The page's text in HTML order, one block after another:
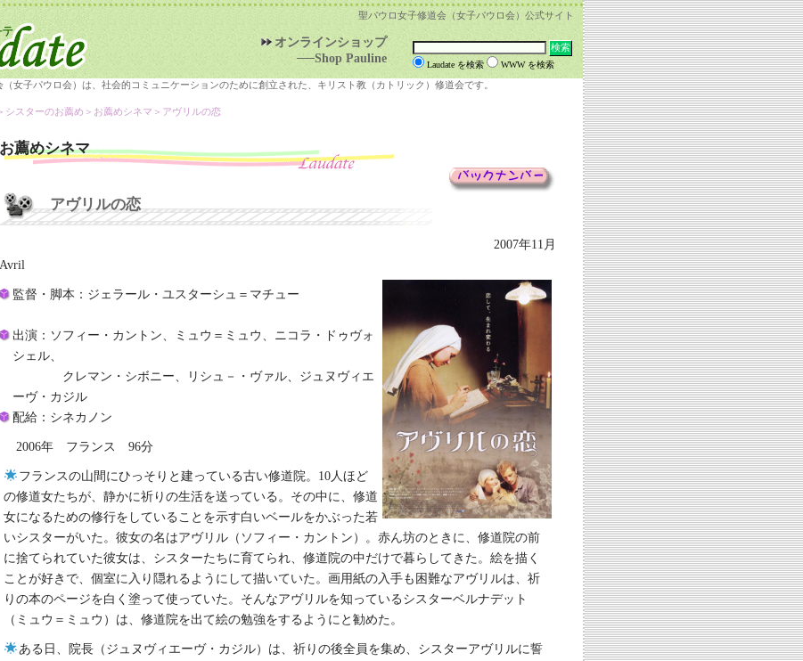
聖パウロ女子修道会（女子パウロ会）公式サイト
オンラインショップ
──Shop Pauline
Laudate を検索 WWW を検索
女子パウロ会）は、社会的コミュニケーションのために創立された、キリスト教（カトリック）修道会です。
シスターのお薦め＞ お薦めシネマ ＞アヴリルの恋
お薦めシネマ
アヴリルの恋
2007年11月
Avril
監督・脚本：ジェラール・ユスターシュ＝マチュー
出演：ソフィー・カントン、ミュウ＝ミュウ、ニコラ・ドゥヴォ
シェル、
クレマン・シボニー、リシュ－・ヴァル、ジュヌヴィエ
ーヴ・カジル
配給：シネカノン
2006年 フランス 96分
フランスの山間にひっそりと建っている古い修道院。10人ほど
の修道女たちが、静かに祈りの生活を送っている。その中に、修道
女になるための修行をしていることを示す白いベールをかぶった若
いシスターがいた。彼女の名はアヴリル（ソフィー・カントン）。赤ん坊のときに、修道院の前
に捨てられていた彼女は、シスターたちに育てられ、修道院の中だけで暮らしてきた。絵を描く
ことが好きで、個室に入り隠れるようにして描いていた。画用紙の入手も困難なアヴリルは、祈
りの本のページを白く塗って使っていた。そんなアヴリルを知っているシスターベルナデット
（ミュウ＝ミュウ）は、修道院を出て絵の勉強をするようにと勧めた。
ある日、院長（ジュヌヴィエーヴ・カジル）は、祈りの後全員を集め、シスターアヴリルに誓